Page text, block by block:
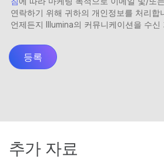
추가 자료